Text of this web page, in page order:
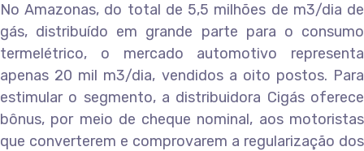
No Amazonas, do total de 5,5 milhões de m3/dia de
gás, distribuído em grande parte para o consumo
termelétrico, o mercado automotivo representa
apenas 20 mil m3/dia, vendidos a oito postos. Para
estimular o segmento, a distribuidora Cigás oferece
bônus, por meio de cheque nominal, aos motoristas
que converterem e comprovarem a regularização dos